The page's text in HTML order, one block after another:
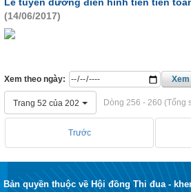
(14/06/2017)
Xem theo ngày: Xem
Trang 52 của 202 Dòng 256 - 260 (Tổng
Trước
Bản quyền thuộc về Hội đồng Thi đua -